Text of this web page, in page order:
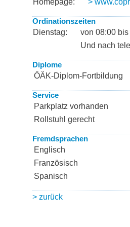
Homepage:
>
Ordinationszeiten
Dienstag:
von 08:00
Und nach
Diplome
ÖÄK-Diplom-Fortbildung
Service
Parkplatz vorhanden
Rollstuhl gerecht
Fremdsprachen
Englisch
Französisch
Spanisch
> zurück